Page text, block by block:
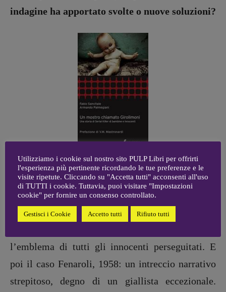
Coordinamento Pulp for kids e social
[valentina.marcoli@gmail.com]
ARCHIVIO E AUTORI
indagine ha apportato svolte o nuove soluzioni?
Direi il primo, quello sul caso Girolimoni; e
quello sul caso Fenaroli. Gino Girolimoni fu
accusato di essere un serial killer pedofilo, ed era
clamorosamente falso: la sua storia umana, nella
l’emblema di tutti gli innocenti perseguitati. E
poi il caso Fenaroli, 1958: un intreccio narrativo
strepitoso, degno di un giallista eccezionale.
Utilizziamo i cookie sul nostro sito PULP Libri per offrirti
l'esperienza più pertinente ricordando le tue preferenze e le
visite ripetute. Cliccando su "Accetta tutti" acconsenti all'uso
di TUTTI i cookie. Tuttavia, puoi visitare "Impostazioni
cookie" per fornire un consenso controllato.
Gestisci i Cookie Accetto tutti Rifiuto tutti